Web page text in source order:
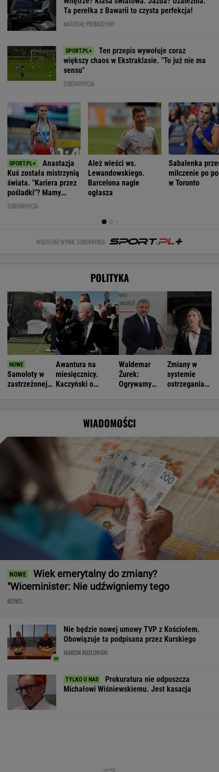
Ta perełka z Bawarii to czysta perfekcja!
MATERIAŁ PROMOCYJNY
Ten przepis wywołuje coraz
większy chaos w Ekstraklasie. "To już nie ma
sensu"
SUBSKRYPCJA
Anastazja
Kuś została mistrzynią
świata. "Kariera przez
pośladki"? Mamy
komentarz
SUBSKRYPCJA
Ależ wieści ws.
Lewandowskiego.
Barcelona nagle
ogłasza
Sabalenka
milczenie po
w Toronto
WIĘCEJ NIŻ WYNIK. SUBSKRYBUJ
POLITYKA
Samoloty w
zastrzeżonej
Awantura na
miesięcznicy.
Kaczyński o
Waldemar
Żurek:
Ogrywamy
Zmiany w
systemie
ostrzegania.
WIADOMOŚCI
Wiek emerytalny do zmiany?
"Wiceminister: Nie udźwigniemy tego
BIZNES
Nie będzie nowej umowy TVP z Kościołem.
Obowiązuje ta podpisana przez Kurskiego
MARCIN KOZŁOWSKI
Prokuratura nie odpuszcza
Michałowi Wiśniewskiemu. Jest kasacja